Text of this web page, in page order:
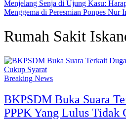
Menjelang Senja di Ujung Kasu:
Menggema di Peresmian Ponpes Nur
Rumah Sakit
Breaking News
BKPSDM Buka Suara
PPPK Yang Lulus Tidak